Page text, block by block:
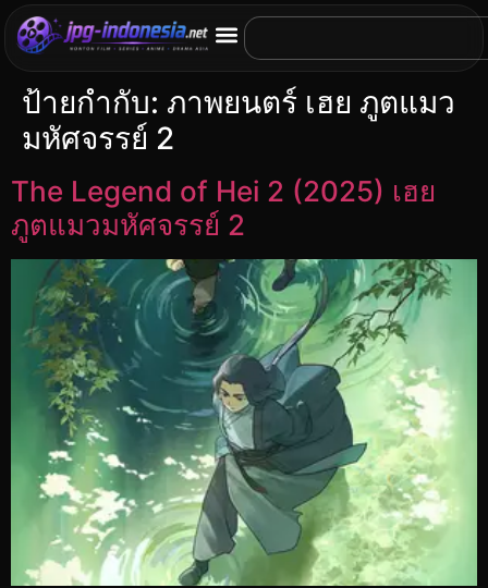
ป้ายกำกับ: ภาพยนตร์ เฮย ภูตแมว
มหัศจรรย์ 2
The Legend of Hei 2 (2025) เฮย
ภูตแมวมหัศจรรย์ 2